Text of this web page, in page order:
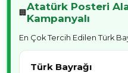
🏢Atatürk Posteri
Kampanyalı
En Çok Tercih Edilen Türk
Türk Bayrağı